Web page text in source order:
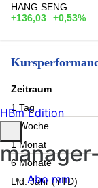
HANG SENG
+136,03
+0,53%
Zeitraum
1 Tag
1 Woche
1 Monat
6 Monate
Lfd. Jahr (YTD)
HBm Edition
Abo mm